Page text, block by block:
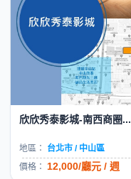
欣欣秀泰影城-南西商圈...
地區：
台北市 / 中山區
價格： 12,000/廳元 / 週